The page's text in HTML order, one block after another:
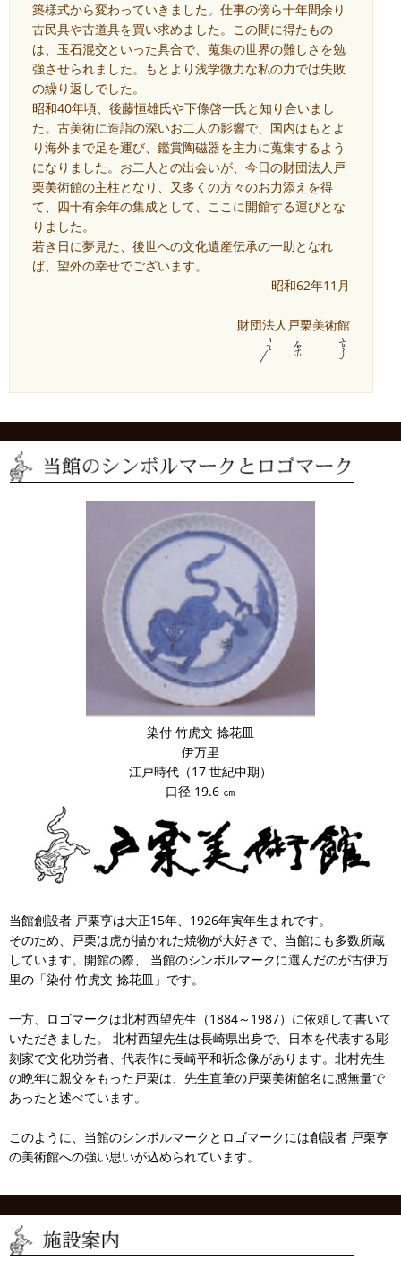
築様式から変わっていきました。仕事の傍ら十年間余り
古民具や古道具を買い求めました。この間に得たもの
は、玉石混交といった具合で、蒐集の世界の難しさを勉
強させられました。もとより浅学微力な私の力では失敗
の繰り返しでした。
昭和40年頃、後藤恒雄氏や下條啓一氏と知り合いまし
た。古美術に造詣の深いお二人の影響で、国内はもとよ
り海外まで足を運び、鑑賞陶磁器を主力に蒐集するよう
になりました。お二人との出会いが、今日の財団法人戸
栗美術館の主柱となり、又多くの方々のお力添えを得
て、四十有余年の集成として、ここに開館する運びとな
りました。
若き日に夢見た、後世への文化遺産伝承の一助となれ
ば、望外の幸せでございます。
昭和62年11月
財団法人戸栗美術館
染付 竹虎文 捻花皿
伊万里
江戸時代（17 世紀中期）
口径 19.6 ㎝
当館創設者 戸栗亨は大正15年、1926年寅年生まれです。
そのため、戸栗は虎が描かれた焼物が大好きで、当館にも多数所蔵
しています。開館の際、 当館のシンボルマークに選んだのが古伊万
里の「染付 竹虎文 捻花皿」です。
一方、ロゴマークは北村西望先生（1884～1987）に依頼して書いて
いただきました。 北村西望先生は長崎県出身で、日本を代表する彫
刻家で文化功労者、代表作に長崎平和祈念像があります。北村先生
の晩年に親交をもった戸栗は、先生直筆の戸栗美術館名に感無量で
あったと述べています。
このように、当館のシンボルマークとロゴマークには創設者 戸栗亨
の美術館への強い思いが込められています。